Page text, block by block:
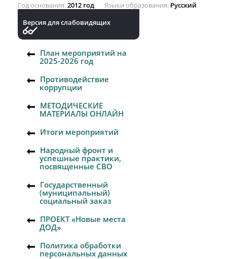
Год основания 2012 год Языки образования Русский
Версия для слабовидящих
План мероприятий на
2025-2026 год
Противодействие
коррупции
МЕТОДИЧЕСКИЕ
МАТЕРИАЛЫ ОНЛАЙН
Итоги мероприятий
Народный фронт и
успешные практики,
посвященные СВО
Государственный
(муниципальный)
социальный заказ
ПРОЕКТ «Новые места
ДОД»
Политика обработки
персональных данных